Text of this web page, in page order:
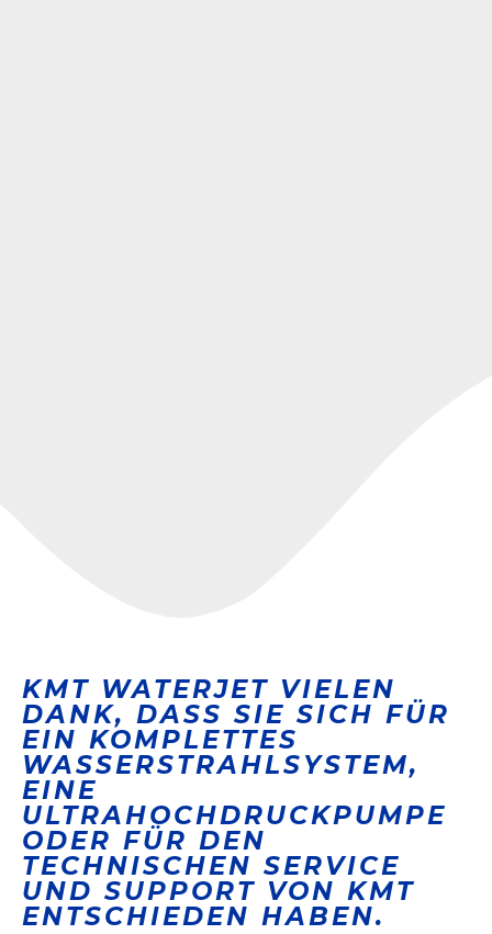
KMT WATERJET VIELEN
DANK, DASS SIE SICH FÜR
EIN KOMPLETTES
WASSERSTRAHLSYSTEM,
EINE
ULTRAHOCHDRUCKPUMPE
ODER FÜR DEN
TECHNISCHEN SERVICE
UND SUPPORT VON KMT
ENTSCHIEDEN HABEN.